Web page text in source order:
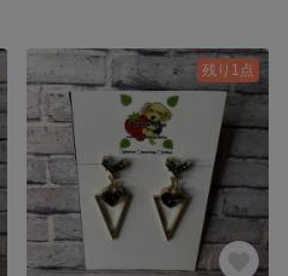
残り1点